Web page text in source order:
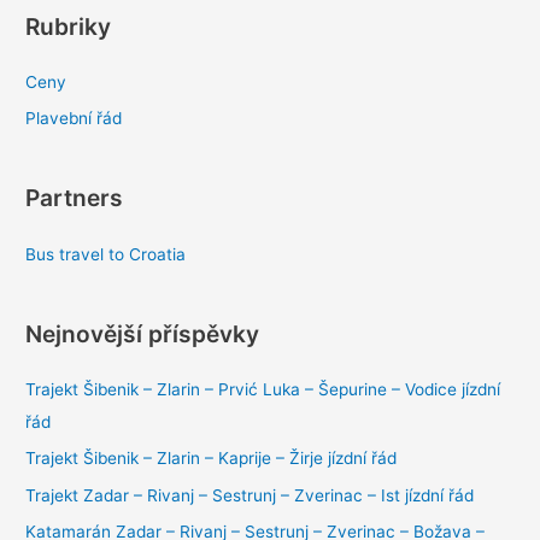
Rubriky
Ceny
Plavební řád
Partners
Bus travel to Croatia
Nejnovější příspěvky
Trajekt Šibenik – Zlarin – Prvić Luka – Šepurine – Vodice jízdní
řád
Trajekt Šibenik – Zlarin – Kaprije – Žirje jízdní řád
Trajekt Zadar – Rivanj – Sestrunj – Zverinac – Ist jízdní řád
Katamarán Zadar – Rivanj – Sestrunj – Zverinac – Božava –